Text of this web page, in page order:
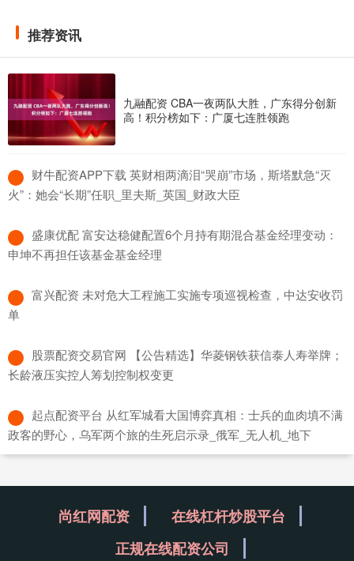
推荐资讯
九融配资 CBA一夜两队大胜，广东得分创新
高！积分榜如下：广厦七连胜领跑
​财牛配资APP下载 英财相两滴泪“哭崩”市场，斯塔默急“灭
火”：她会“长期”任职_里夫斯_英国_财政大臣
​盛康优配 富安达稳健配置6个月持有期混合基金经理变动：
申坤不再担任该基金基金经理
​富兴配资 未对危大工程施工实施专项巡视检查，中达安收罚
单
​股票配资交易官网 【公告精选】华菱钢铁获信泰人寿举牌；
长龄液压实控人筹划控制权变更
​起点配资平台 从红军城看大国博弈真相：士兵的血肉填不满
政客的野心，乌军两个旅的生死启示录_俄军_无人机_地下
尚红网配资
在线杠杆炒股平台
正规在线配资公司